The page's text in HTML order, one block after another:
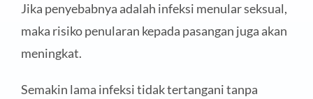
Jika penyebabnya adalah infeksi menular seksual,
maka risiko penularan kepada pasangan juga akan
meningkat.
Semakin lama infeksi tidak tertangani tanpa